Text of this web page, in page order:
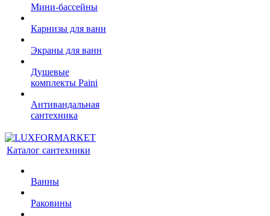
Мини-бассейны
Карнизы для ванн
Экраны для ванн
Душевые
комплекты Paini
Антивандальная
сантехника
Каталог сантехники
Ванны
Раковины